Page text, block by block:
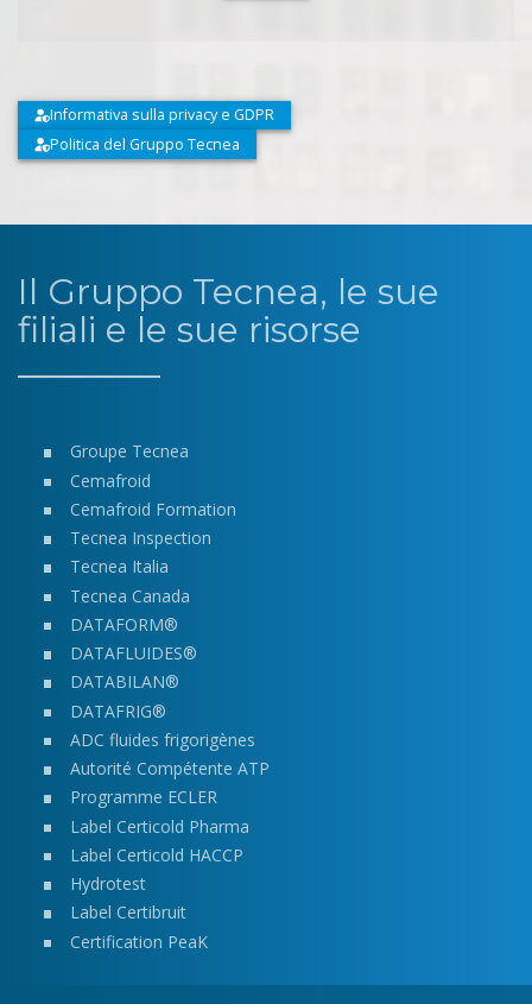
Informativa sulla privacy e GDPR
Politica del Gruppo Tecnea
Il Gruppo Tecnea, le sue
filiali e le sue risorse
Groupe Tecnea
Cemafroid
Cemafroid Formation
Tecnea Inspection
Tecnea Italia
Tecnea Canada
DATAFORM®
DATAFLUIDES®
DATABILAN®
DATAFRIG®
ADC fluides frigorigènes
Autorité Compétente ATP
Programme ECLER
Label Certicold Pharma
Label Certicold HACCP
Hydrotest
Label Certibruit
Certification PeaK